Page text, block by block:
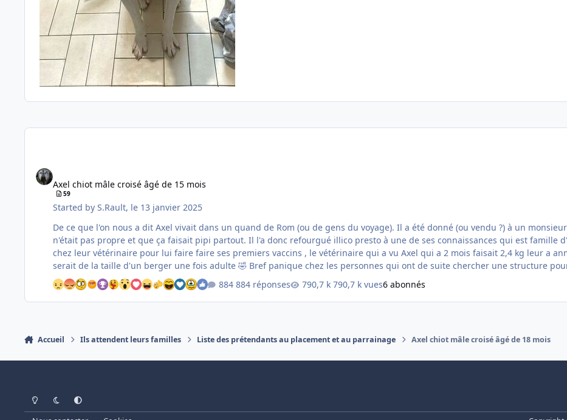
Axel chiot mâle croisé âgé de 15 mois
59
Started byS.Rault, le 13 janvier 2025
De ce que l'on nous a dit Axel vivait dans un quand de Rom (ou de gens du voyage). Il a été donné (ou vendu ?) à un
n'était pas propre et que ça faisait pipi partout. Il l'a donc refourgué illico presto à une de ses connaissances qui est famille
chez leur vétérinaire pour lui faire faire ses premiers vaccins , le vétérinaire qui a vu Axel qui a 2 mois faisait 2,4 kg leur a
serait de la taille d'un berger une fois adulte 🤣 Bref panique chez les personnes qui ont de suite chercher une
884 réponses
790,7 k vues6 abonnés
Accueil Ils attendent leurs familles Liste des prétendants au placement et au parrainage Axel chiot mâle croisé âgé de 18 mois
Light ModeDark ModeSystem Preference